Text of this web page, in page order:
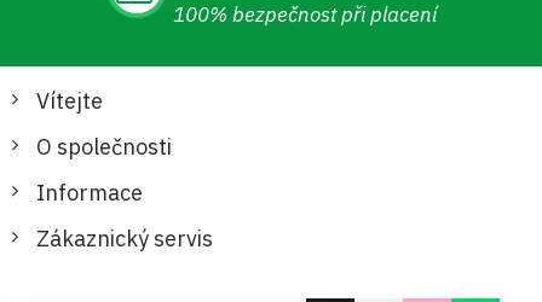
100% bezpečnost při placení
Vítejte
O společnosti
Informace
Zákaznický servis